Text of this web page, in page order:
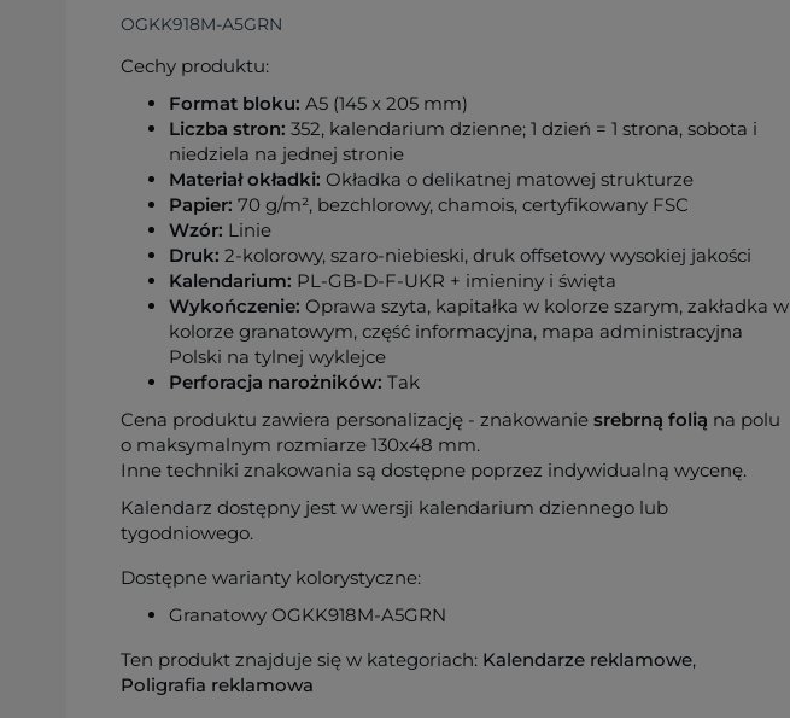
OGKK918M-A5GRN
Cechy produktu:
Format bloku: A5 (145 x 205 mm)
Liczba stron: 352, kalendarium dzienne; 1 dzień = 1 strona, sobota i
niedziela na jednej stronie
Materiał okładki: Okładka o delikatnej matowej strukturze
Papier: 70 g/m², bezchlorowy, chamois, certyfikowany FSC
Wzór: Linie
Druk: 2-kolorowy, szaro-niebieski, druk offsetowy wysokiej jakości
Kalendarium: PL-GB-D-F-UKR + imieniny i święta
Wykończenie: Oprawa szyta, kapitałka w kolorze szarym, zakładka w
kolorze granatowym, część informacyjna, mapa administracyjna
Polski na tylnej wyklejce
Perforacja narożników: Tak
Cena produktu zawiera personalizację - znakowanie srebrną folią na polu
o maksymalnym rozmiarze 130x48 mm.
Inne techniki znakowania są dostępne poprzez indywidualną wycenę.
Kalendarz dostępny jest w wersji kalendarium dziennego lub
tygodniowego.
Dostępne warianty kolorystyczne:
Granatowy OGKK918M-A5GRN
Ten produkt znajduje się w kategoriach: Kalendarze reklamowe,
Poligrafia reklamowa